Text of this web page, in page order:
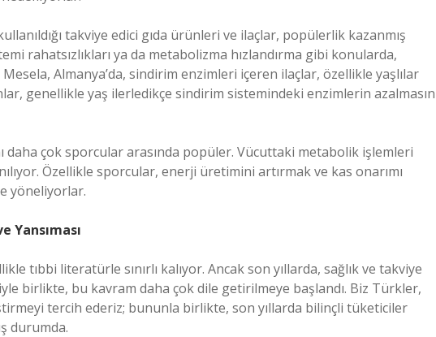
takviye edici gıda ürünleri ve ilaçlar, popülerlik kazanmış
rahatsızlıkları ya da metabolizma hızlandırma gibi konularda,
Almanya’da, sindirim enzimleri içeren ilaçlar, özellikle yaşlılar
genellikle yaş ilerledikçe sindirim sistemindeki enzimlerin
daha çok sporcular arasında popüler. Vücuttaki metabolik işlemleri
Özellikle sporcular, enerji üretimini artırmak ve kas onarımı
yöneliyorlar.
Yansıması
tıbbi literatürle sınırlı kalıyor. Ancak son yıllarda, sağlık ve takviye
birlikte, bu kavram daha çok dile getirilmeye başlandı. Biz Türkler,
tercih ederiz; bununla birlikte, son yıllarda bilinçli tüketiciler
durumda.